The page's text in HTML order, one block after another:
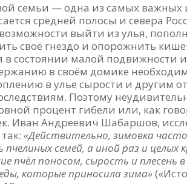
семьи — одна из самых важных
средней полосы и севера
выйти из улья,
своё гнездо и опорожнить
в состоянии малой
в своём домике
в улье сырости и другим
Поэтому
процент гибели или, как
Иван Андреевич Шабаршов,
«Действительно, зимовка
пчелиных семей, а иной раз и
пчёл поносом, сырость и плесень
которые приносила зима»